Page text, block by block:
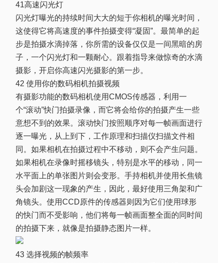
41高速闪光灯
闪光灯曝光的持续时间大大的短于你相机的曝光时间，
这使得它将高速度的事件拍摄变得“凝固”。最简单的起
步是拍摄水滴掉落，你所需的设备仅仅是一间黑暗的房
子，一个闪光灯和一颗耐心。跟着指导来做惊奇的水滴
摄影，开启你高速闪光摄影的第一步。
42 使用你的数码相机拍摄视频
有摄影功能的数码相机使用CMOS传感器，利用一
个“滚动”快门拍摄录像，而它将会给你的拍摄产生一些
意想不到的效果。滚动快门按照顺序对每一帧画面进行
逐一曝光，从上到下，工作原理和扫描仪扫描文件相
同。如果相机在拍摄过程中不移动，则不会产生问题。
如果相机在录像时摇移镜头，特别是水平的移动，同一
水平面上的单张图片则会变形。手持相机并使用长焦镜
头会加剧这一现象的产生，因此，最好使用三角架和广
角镜头。使用CCD原件的传感器则因为它们使用球形
的快门而不受影响，他们将每一帧画面整全面的同时间
的拍摄下来，就像是拍摄静态图片一样。
43 选择视频的帧频率